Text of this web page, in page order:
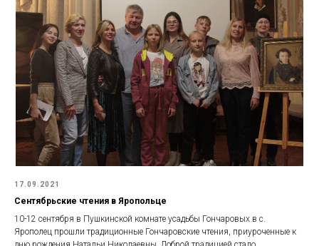
17.09.2021
Сентябрьские чтения в Яропольце
10-12 сентября в Пушкинской комнате усадьбы Гончаровых в с.
Ярополец прошли традиционные Гончаровские чтения, приуроченные к